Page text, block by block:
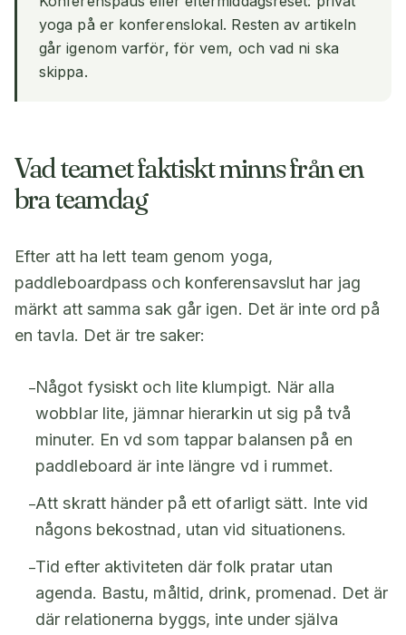
yoga på er konferenslokal. Resten av artikeln
går igenom varför, för vem, och vad ni ska
skippa.
Vad teamet faktiskt minns från en
bra teamdag
Efter att ha lett team genom yoga,
paddleboardpass och konferensavslut har jag
märkt att samma sak går igen. Det är inte ord på
en tavla. Det är tre saker:
–Något fysiskt och lite klumpigt. När alla
wobblar lite, jämnar hierarkin ut sig på två
minuter. En vd som tappar balansen på en
paddleboard är inte längre vd i rummet.
–Att skratt händer på ett ofarligt sätt. Inte vid
någons bekostnad, utan vid situationens.
–Tid efter aktiviteten där folk pratar utan
agenda. Bastu, måltid, drink, promenad. Det är
där relationerna byggs, inte under själva